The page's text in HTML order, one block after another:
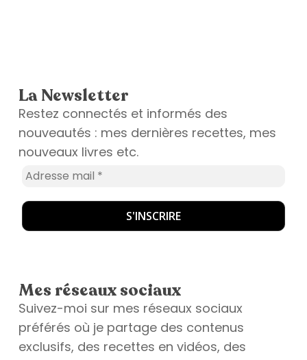
La Newsletter
Restez connectés et informés des
nouveautés : mes dernières recettes, mes
nouveaux livres etc.
Mes réseaux sociaux
Suivez-moi sur mes réseaux sociaux
préférés où je partage des contenus
exclusifs, des recettes en vidéos, des